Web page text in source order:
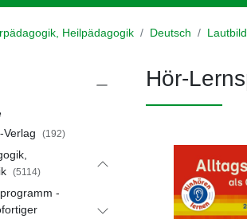
Heilpädagogik Deutsch
Verlag
(192)
(5114)
-
Hör-